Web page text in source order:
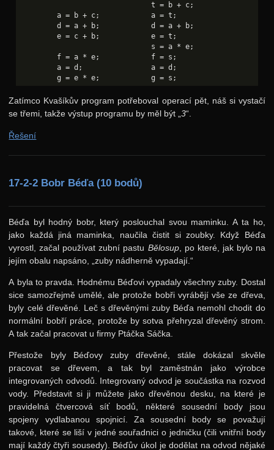
                               t = b + c;
         a = b + c;            a = t;
         d = a + b;            d = a + b;
         e = c + b;            e = t;
                               s = a * e;
         f = a * e;            f = s;
         a = d;                a = d;
Zatímco Kvašíkův program potřeboval operací pět, náš si vystačí
se třemi, takže výstup programu by měl být „3“.
Řešení
17-2-2 Bobr Béďa (10 bodů)
Béďa byl hodný bobr, který poslouchal svou maminku. A ta ho,
jako každá jiná maminka, naučila čistit si zoubky. Když Béďa
vyrostl, začal používat zubní pastu Bělosup, po které, jak bylo na
jejím obalu napsáno, „zuby nádherně vypadají.“
A byla to pravda. Hodnému Béďovi vypadaly všechny zuby. Dostal
sice samozřejmě umělé, ale protože bobři vyrábějí vše ze dřeva,
byly celé dřevěné. Leč s dřevěnými zuby Béďa nemohl chodit do
normální bobří práce, protože by sotva přehryzal dřevěný strom.
A tak začal pracovat u firmy Ptáčka Sáčka.
Přestože byly Béďovy zuby dřevěné, stále dokázal skvěle
pracovat se dřevem, a tak byl zaměstnán jako výrobce
integrovaných odvodů. Integrovaný odvod je součástka na rozvod
vody. Představit si ji můžete jako dřevěnou desku, na které je
pravidelná čtvercová síť bodů, některé sousední body jsou
spojeny vydlabanou spojnicí. Za sousední body se považují
takové, které se liší v jedné souřadnici o jedničku (čili vnitřní body
mají každý čtyři sousedy). Béďův úkol je dodělat na odvod nějaké
14. ročník: 01/02
13. ročník: 00/01
12. ročník: 99/00
11. ročník: 98/99
9. ročník: 96/97
8. ročník: 95/96
7. ročník: 94/95
6. ročník: 93/94
4. ročník: 91/92
3. ročník: 90/91
2. ročník: 89/90
1. ročník: 88/89
0. ročník: 87/88
Síň slávy